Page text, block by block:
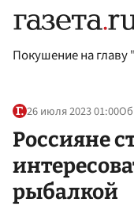
Покушение на
26 июля 2023 01:00
Россияне
рыбалкой